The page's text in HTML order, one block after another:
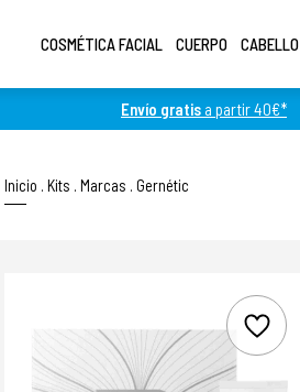
Envío gratis a partir 40€*
COSMÉTICA FACIAL CUERPO CABELLO
Inicio Kits Marcas Gernétic